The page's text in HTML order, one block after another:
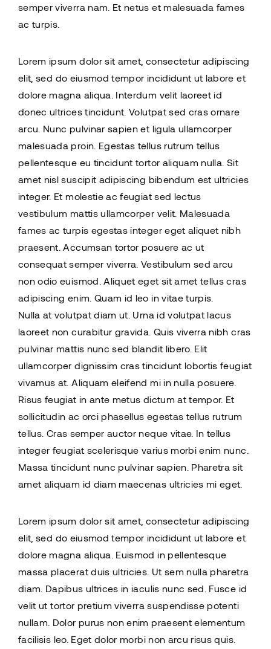
semper viverra nam. Et netus et malesuada fames
ac turpis.
Lorem ipsum dolor sit amet, consectetur adipiscing
elit, sed do eiusmod tempor incididunt ut labore et
dolore magna aliqua. Interdum velit laoreet id
donec ultrices tincidunt. Volutpat sed cras ornare
arcu. Nunc pulvinar sapien et ligula ullamcorper
malesuada proin. Egestas tellus rutrum tellus
pellentesque eu tincidunt tortor aliquam nulla. Sit
amet nisl suscipit adipiscing bibendum est ultricies
integer. Et molestie ac feugiat sed lectus
vestibulum mattis ullamcorper velit. Malesuada
fames ac turpis egestas integer eget aliquet nibh
praesent. Accumsan tortor posuere ac ut
consequat semper viverra. Vestibulum sed arcu
non odio euismod. Aliquet eget sit amet tellus cras
adipiscing enim. Quam id leo in vitae turpis.
Nulla at volutpat diam ut. Urna id volutpat lacus
laoreet non curabitur gravida. Quis viverra nibh cras
pulvinar mattis nunc sed blandit libero. Elit
ullamcorper dignissim cras tincidunt lobortis feugiat
vivamus at. Aliquam eleifend mi in nulla posuere.
Risus feugiat in ante metus dictum at tempor. Et
sollicitudin ac orci phasellus egestas tellus rutrum
tellus. Cras semper auctor neque vitae. In tellus
integer feugiat scelerisque varius morbi enim nunc.
Massa tincidunt nunc pulvinar sapien. Pharetra sit
amet aliquam id diam maecenas ultricies mi eget.
Lorem ipsum dolor sit amet, consectetur adipiscing
elit, sed do eiusmod tempor incididunt ut labore et
dolore magna aliqua. Euismod in pellentesque
massa placerat duis ultricies. Ut sem nulla pharetra
diam. Dapibus ultrices in iaculis nunc sed. Fusce id
velit ut tortor pretium viverra suspendisse potenti
nullam. Dolor purus non enim praesent elementum
facilisis leo. Eget dolor morbi non arcu risus quis.